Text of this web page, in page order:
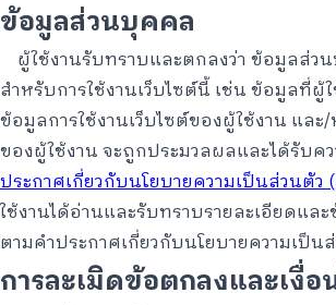
ข้อมูลส่วนบุคคล
ผู้ใช้งานรับทราบและตกลงว่า ข้อมูลส่ว
สำหรับการใช้งานเว็บไซต์นี้ เช่น ข้อมูลที่ผู้
ข้อมูลการใช้งานเว็บไซต์ของผู้ใช้งาน แล
ของผู้ใช้งาน จะถูกประมวลผลและได้รับค
ประกาศเกี่ยวกับนโยบายความเป็นส่วนตัว
ใช้งานได้อ่านและรับทราบรายละเอียดแล
ตามคำประกาศเกี่ยวกับนโยบายความเป็น
การละเมิดข้อตกลงและเงื่อ